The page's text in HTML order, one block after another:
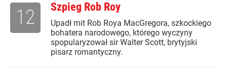
Szpieg Rob Roy
Upadł mit Rob Roya MacGregora, szkockiego
bohatera narodowego, którego wyczyny
spopularyzował sir Walter Scott, brytyjski
pisarz romantyczny.
12